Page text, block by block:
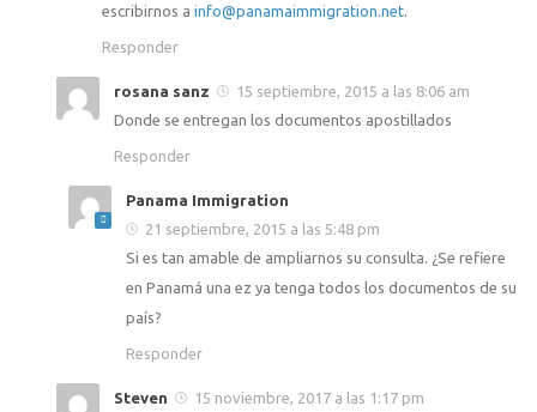
escribirnos a info@panamaimmigration.net
Responder
rosana sanz
15 septiembre, 2015 a las 8:06 am
Donde se entregan los documentos apostillados
Responder
Panama Immigration
21 septiembre, 2015 a las 5:48 pm
Si es tan amable de ampliarnos su consulta. ¿Se refiere
en Panamá una ez ya tenga todos los documentos de su
país?
Responder
Steven
15 noviembre, 2017 a las 1:17 pm